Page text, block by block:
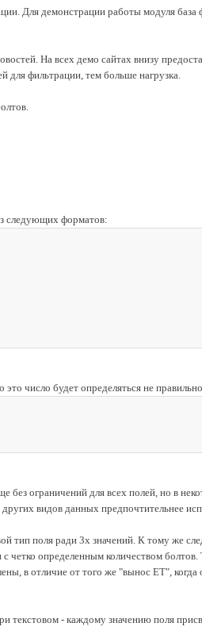
Для демонстрации работы модуля база
На всех демо сайтах внизу
для фильтрации, тем больше нагрузка.
следующих форматов:
число будет определяться не
ограничений для всех полей, но в
видов данных предпочтительнее
тип поля ради 3х значений. К тому же
четко определенным количеством
в отличие от того же "вынос ET", когда
текстовом - каждому значению поля